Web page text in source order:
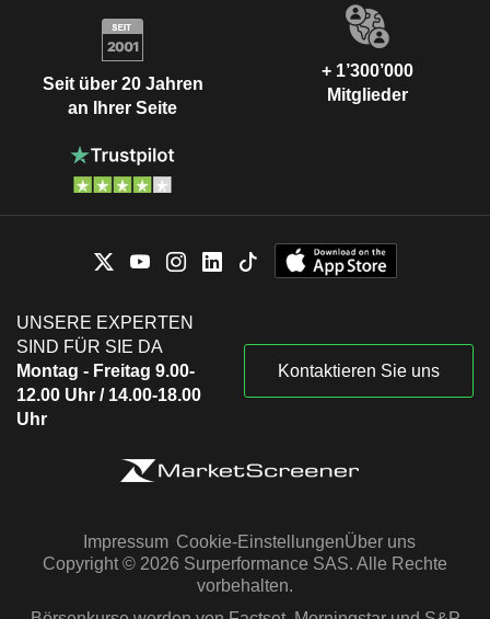
Seit über 20 Jahren
an Ihrer Seite
+ 1’300’000
Mitglieder
UNSERE EXPERTEN
SIND FÜR SIE DA
Montag - Freitag 9.00-
12.00 Uhr / 14.00-18.00
Uhr
Kontaktieren Sie uns
Impressum Cookie-EinstellungenÜber uns
Copyright © 2026 Surperformance SAS. Alle Rechte
vorbehalten.